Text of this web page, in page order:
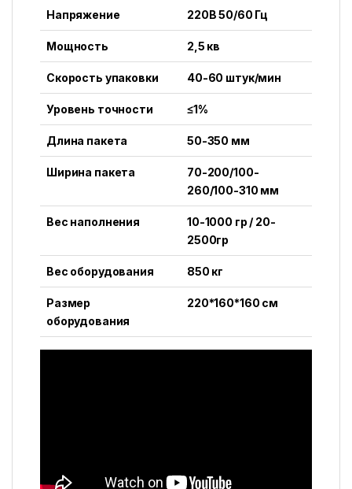
Напряжение 220В 50/60 Гц
Мощность 2,5 кв
Скорость упаковки 40-60 штук/мин
Уровень точности ≤1%
Длина пакета 50-350 мм
Ширина пакета
70-200/100-
260/100-310 мм
Вес наполнения
10-1000 гр / 20-
2500гр
Вес оборудования 850 кг
Размер
оборудования
220*160*160 см